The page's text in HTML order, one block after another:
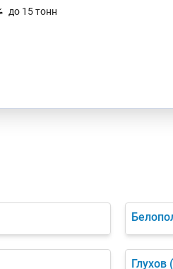
до 15 тонн
Глухов